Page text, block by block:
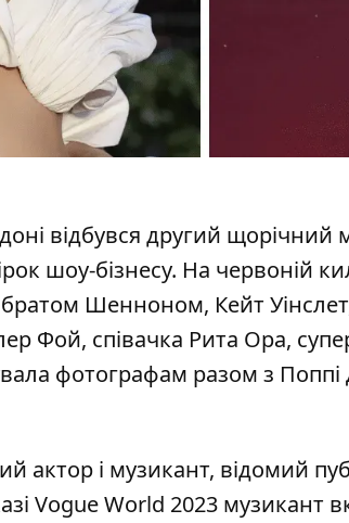
відбувся другий щорічний
шоу-бізнесу. На червоній
Шенноном, Кейт Уінслет,
Фой, співачка Рита Ора,
фотографам разом з Поппі
актор і музикант, відомий
Vogue World 2023 музикант